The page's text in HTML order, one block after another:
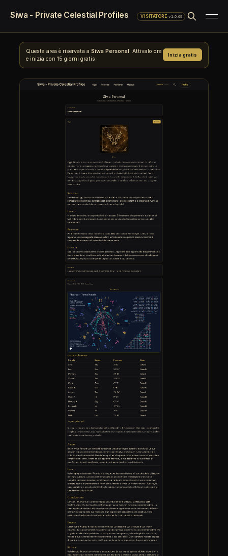
Siwa - Private Celestial Profiles VISITATORE·v1.0.69
Questa area è riservata aSiwa Personal. Attivalo ora
e inizia con 15 giorni gratis.
Inizia gratis